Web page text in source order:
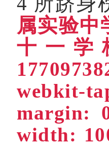
属实验中
十一学
webkit-
margin:
width: